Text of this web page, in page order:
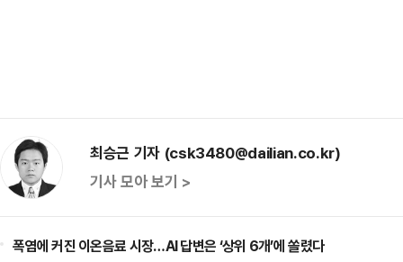
최승근 기자 (csk3480@dailian.co.kr)
기사 모아 보기 >
폭염에 커진 이온음료 시장…AI 답변은 ‘상위 6개’에 쏠렸다